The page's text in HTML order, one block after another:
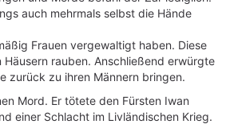
auch mehrmals selbst die Hände
Frauen vergewaltigt haben. Diese
Häusern rauben. Anschließend erwürgte
zurück zu ihren Männern bringen.
Mord. Er tötete den Fürsten Iwan
einer Schlacht im Livländischen Krieg.